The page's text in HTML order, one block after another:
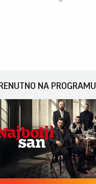
NA PROGRAMU